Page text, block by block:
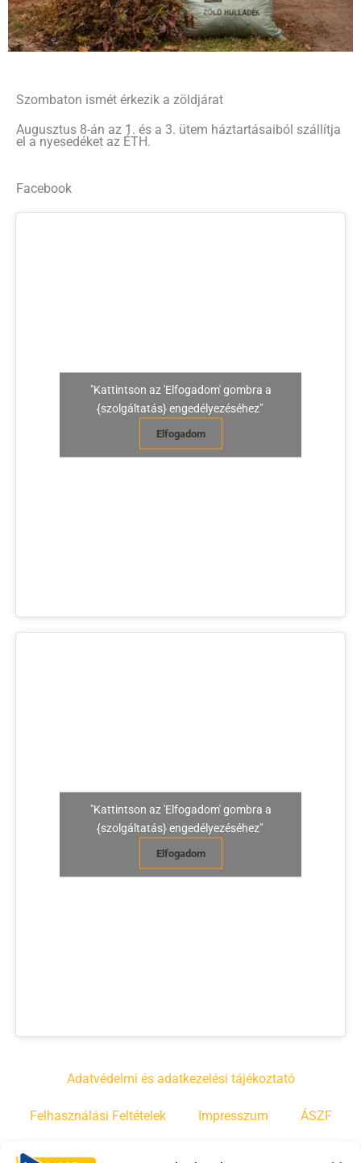
Szombaton ismét érkezik a zöldjárat
Augusztus 8-án az 1. és a 3. ütem háztartásaiból szállítja
el a nyesedéket az ÉTH.
Facebook
"Kattintson az 'Elfogadom' gombra a
{szolgáltatás} engedélyezéséhez"
Elfogadom
"Kattintson az 'Elfogadom' gombra a
{szolgáltatás} engedélyezéséhez"
Elfogadom
Adatvédelmi és adatkezelési tájékoztató
Felhasználási Feltételek Impresszum ÁSZF
Irányelvek